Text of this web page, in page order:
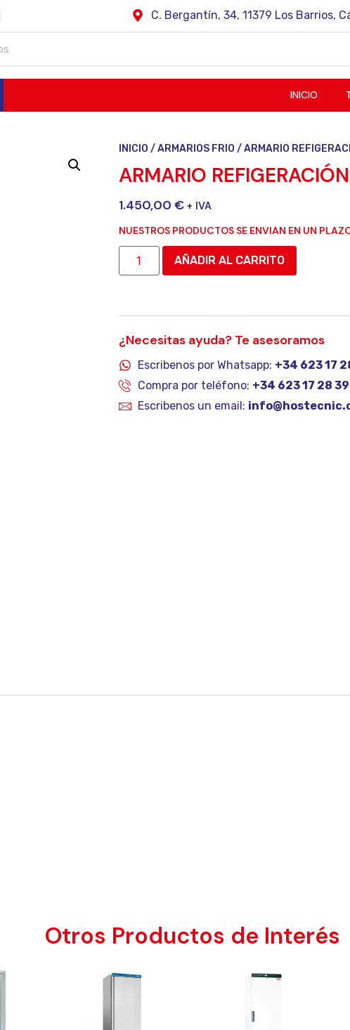
C. Bergantín, 34, 11379 Los Barrios,
INICIO
INICIO /ARMARIOS FRIO / ARMARIO
ARMARIO
1.450,00 € + IVA
NUESTROS PRODUCTOS SE ENVIAN EN UN
AÑADIR AL CARRITO
¿Necesitas ayuda? Te asesoramos
Escribenos por Whatsapp: +34 623 17
Compra por teléfono: +34 623 17 28 39
Escribenos un email:
Otros Productos de Interés